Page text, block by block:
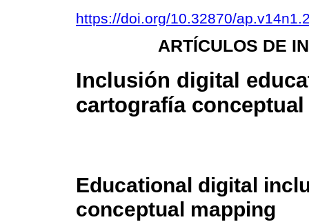
https://doi.org/10.32870/
ARTÍCULOS DE
Inclusión digital
cartografía conceptual
Educational digital
conceptual mapping